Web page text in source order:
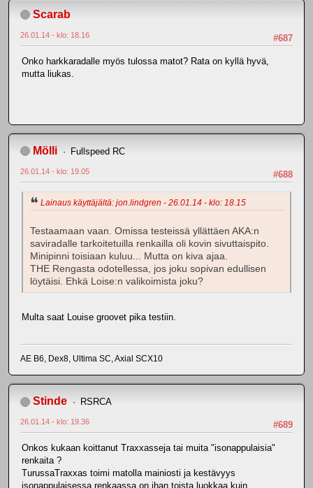
Scarab
#687
26.01.14 - klo: 18.16
Onko harkkaradalle myös tulossa matot? Rata on kyllä hyvä,
mutta liukas.
Mölli Fullspeed RC
#688
26.01.14 - klo: 19.05
Lainaus käyttäjältä: jon.lindgren - 26.01.14 - klo: 18.15
Testaamaan vaan. Omissa testeissä yllättäen AKA:n
saviradalle tarkoitetuilla renkailla oli kovin sivuttaispito.
Minipinni toisiaan kuluu... Mutta on kiva ajaa.
THE Rengasta odotellessa, jos joku sopivan edullisen
löytäisi. Ehkä Loise:n valikoimista joku?
Multa saat Louise groovet pika testiin.
AE B6, Dex8, Ultima SC, Axial SCX10
Stinde RSRCA
#689
26.01.14 - klo: 19.36
Onkos kukaan koittanut Traxxasseja tai muita "isonappulaisia"
renkaita ?
TurussaTraxxas toimi matolla mainiosti ja kestävyys
isonappulaisessa renkaassa on ihan toista luokkaa kuin